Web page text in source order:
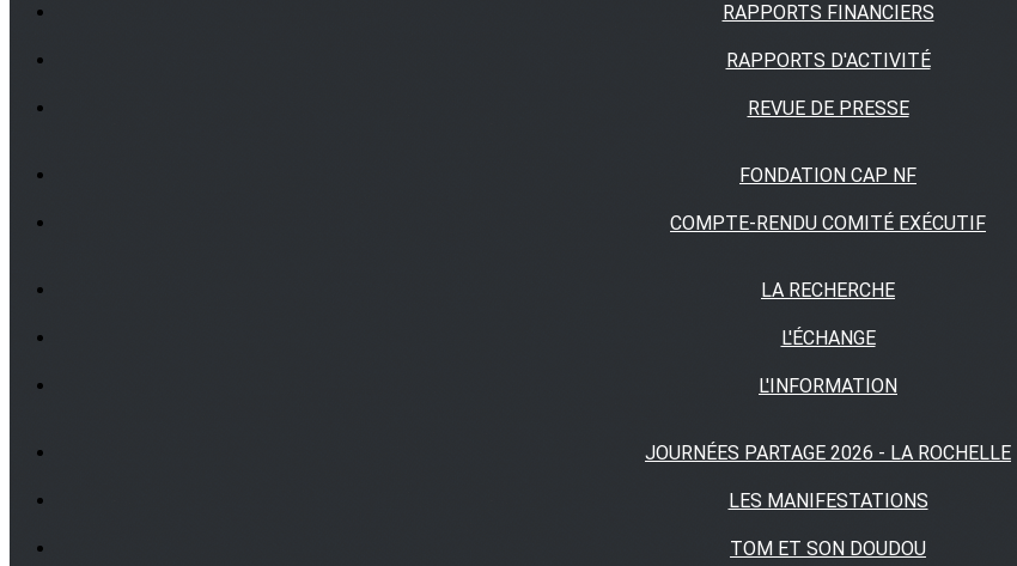
RAPPORTS FINANCIERS
RAPPORTS D'ACTIVITÉ
REVUE DE PRESSE
FONDATION CAP NF
COMPTE-RENDU COMITÉ EXÉCUTIF
LA RECHERCHE
L'ÉCHANGE
L'INFORMATION
JOURNÉES PARTAGE 2026 - LA ROCHELLE
LES MANIFESTATIONS
TOM ET SON DOUDOU